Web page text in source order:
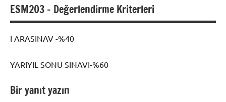
Aykut
World's
top
aç/
ESM203 – Değerlendirme Kriterleri
I ARASINAV -%40
YARIYIL SONU SINAVI-%60
Bir yanıt yazın